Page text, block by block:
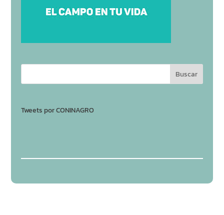
Tweets por CONINAGRO